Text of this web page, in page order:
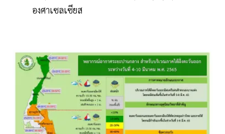
องศาเซลเซียส